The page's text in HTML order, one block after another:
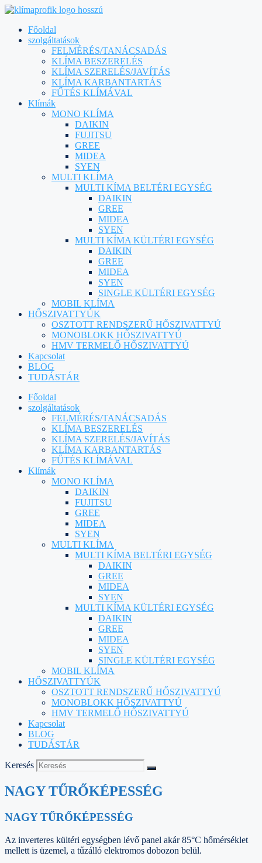
Főoldal
szolgáltatások
FELMÉRÉS/TANÁCSADÁS
KLÍMA BESZERELÉS
KLÍMA SZERELÉS/JAVÍTÁS
KLÍMA KARBANTARTÁS
FŰTÉS KLÍMÁVAL
Klímák
MONO KLÍMA
DAIKIN
FUJITSU
GREE
MIDEA
SYEN
MULTI KLÍMA
MULTI KÍMA BELTÉRI EGYSÉG
DAIKIN
GREE
MIDEA
SYEN
MULTI KÍMA KÜLTÉRI EGYSÉG
DAIKIN
GREE
MIDEA
SYEN
SINGLE KÜLTÉRI EGYSÉG
MOBIL KLÍMA
HŐSZIVATTYÚK
OSZTOTT RENDSZERŰ HŐSZIVATTYÚ
MONOBLOKK HŐSZIVATTYÚ
HMV TERMELŐ HŐSZIVATTYÚ
Kapcsolat
BLOG
TUDÁSTÁR
Főoldal
szolgáltatások
FELMÉRÉS/TANÁCSADÁS
KLÍMA BESZERELÉS
KLÍMA SZERELÉS/JAVÍTÁS
KLÍMA KARBANTARTÁS
FŰTÉS KLÍMÁVAL
Klímák
MONO KLÍMA
DAIKIN
FUJITSU
GREE
MIDEA
SYEN
MULTI KLÍMA
MULTI KÍMA BELTÉRI EGYSÉG
DAIKIN
GREE
MIDEA
SYEN
MULTI KÍMA KÜLTÉRI EGYSÉG
DAIKIN
GREE
MIDEA
SYEN
SINGLE KÜLTÉRI EGYSÉG
MOBIL KLÍMA
HŐSZIVATTYÚK
OSZTOTT RENDSZERŰ HŐSZIVATTYÚ
MONOBLOKK HŐSZIVATTYÚ
HMV TERMELŐ HŐSZIVATTYÚ
Kapcsolat
BLOG
TUDÁSTÁR
Keresés
NAGY TŰRŐKÉPESSÉG
NAGY TŰRŐKÉPESSÉG
Az inverteres kültéri egységben lévő panel akár 85°C hőmérséklet
mellett is üzemel, a tűzálló elektromos dobozon belül.